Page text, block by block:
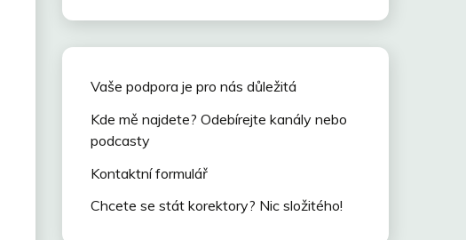
Vaše podpora je pro nás důležitá
Kde mě najdete? Odebírejte kanály nebo
podcasty
Kontaktní formulář
Chcete se stát korektory? Nic složitého!